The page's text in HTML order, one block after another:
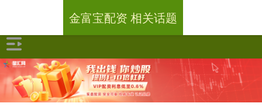
金富宝配资 相关话题